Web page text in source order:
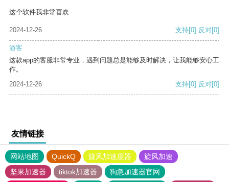
这个软件我非常喜欢
2024-12-26 支持[0] 反对[0]
游客
这款app的客服非常专业，遇到问题总是能够及时解决，让我能够安心工
作。
2024-12-26
支持[0] 反对[0]
友情链接
网站地图 QuickQ 旋风加速度器
旋风加速
坚果加速器
tiktok加速器
狗急加速器官网